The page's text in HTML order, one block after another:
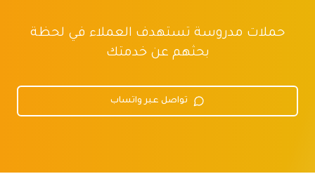
حملات مدروسة تستهدف العملاء في لحظة
بحثهم عن خدمتك
تواصل عبر واتساب